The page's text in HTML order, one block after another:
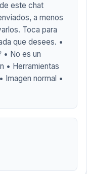
este chat
a menos
Toca para
que desees. •
• No es un
• Herramientas
Imagen normal •